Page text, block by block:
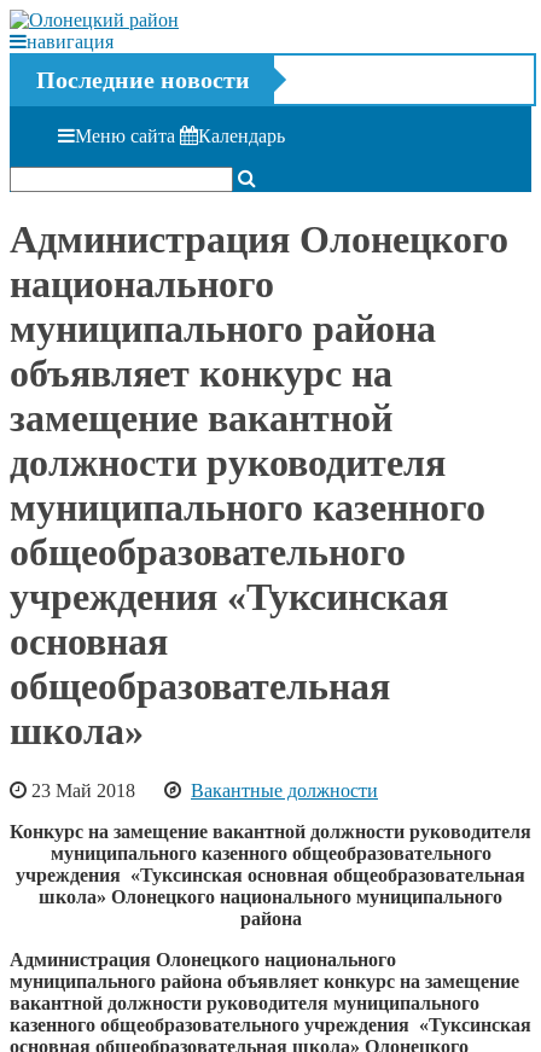
навигация
Последние новости
Меню сайта Календарь
Администрация Олонецкого
национального
муниципального района
объявляет конкурс на
замещение вакантной
должности руководителя
муниципального казенного
общеобразовательного
учреждения «Туксинская
основная
общеобразовательная
школа»
23 Май 2018
Вакантные должности
Конкурс на замещение вакантной должности руководителя
муниципального казенного общеобразовательного
учреждения «Туксинская основная общеобразовательная
школа» Олонецкого национального муниципального
района
Администрация Олонецкого национального
муниципального района объявляет конкурс на замещение
вакантной должности руководителя муниципального
казенного общеобразовательного учреждения «Туксинская
основная общеобразовательная школа» Олонецкого